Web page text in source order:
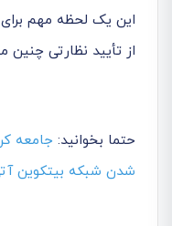
این یک لحظه مهم
از تأیید نظارتی
حتما بخوانید: جامعه
شدن شبکه بیتکوین